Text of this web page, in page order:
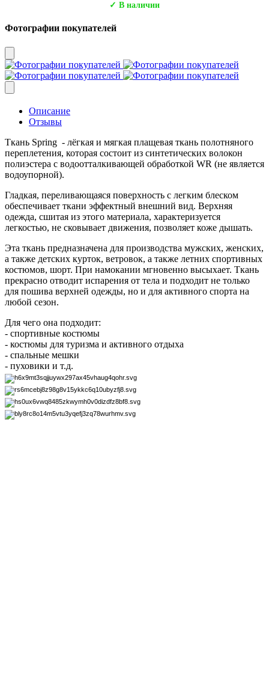
✓ В наличии
Фотографии покупателей
Описание
Отзывы
Ткань Spring - лёгкая и мягкая плащевая ткань полотняного
переплетения, которая состоит из синтетических волокон
полиэстера с водоотталкивающей обработкой WR (не является
водоупорной).
Гладкая, переливающаяся поверхность с легким блеском
обеспечивает ткани эффектный внешний вид. Верхняя
одежда, сшитая из этого материала, характеризуется
легкостью, не сковывает движения, позволяет коже дышать.
Эта ткань предназначена для производства мужских, женских,
а также детских курток, ветровок, а также летних спортивных
костюмов, шорт. При намокании мгновенно высыхает. Ткань
прекрасно отводит испарения от тела и подходит не только
для пошива верхней одежды, но и для активного спорта на
любой сезон.
Для чего она подходит:
- спортивные костюмы
- костюмы для туризма и активного отдыха
- спальные мешки
- пуховики и т.д.